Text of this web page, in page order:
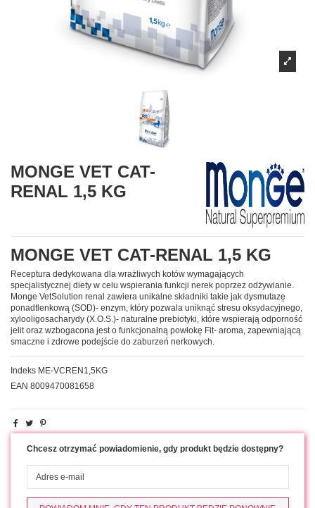
MONGE VET CAT-
RENAL 1,5 KG
MONGE VET CAT-RENAL 1,5 KG
Receptura dedykowana dla wrażliwych kotów wymagających
specjalistycznej diety w celu wspierania funkcji nerek poprzez odżywianie.
Monge VetSolution renal zawiera unikalne składniki takie jak dysmutazę
ponadtlenkową (SOD)- enzym, który pozwala uniknąć stresu oksydacyjnego,
xylooligosacharydy (X.O.S.)- naturalne prebiotyki, które wspierają odporność
jelit oraz wzbogacona jest o funkcjonalną powłokę Fit- aroma, zapewniającą
smaczne i zdrowe podejście do zaburzeń nerkowych.
Indeks ME-VCREN1,5KG
EAN 8009470081658
Chcesz otrzymać powiadomienie, gdy produkt będzie dostępny?